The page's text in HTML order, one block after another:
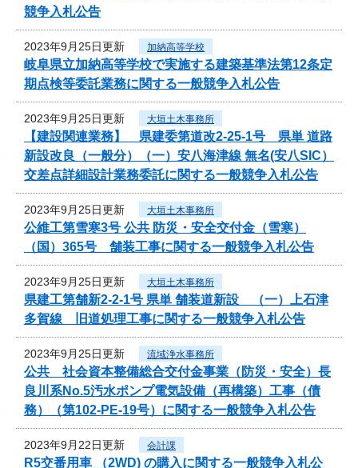
競争入札公告
2023年9月25日更新 加納高等学校
岐阜県立加納高等学校で実施する建築基準法第12条定
期点検等委託業務に関する一般競争入札公告
2023年9月25日更新 大垣土木事務所
【建設関連業務】 県建委第道改2-25-1号 県単 道路
新設改良（一般分）（一）安八海津線 無名(安八SIC）
交差点詳細設計業務委託に関する一般競争入札公告
2023年9月25日更新 大垣土木事務所
公維工第雪寒3号 公共 防災・安全交付金（雪寒）
（国）365号 舗装工事に関する一般競争入札公告
2023年9月25日更新 大垣土木事務所
県建工第舗新2-2-1号 県単 舗装道新設 （一）上石津
多賀線 旧道処理工事に関する一般競争入札公告
2023年9月25日更新 流域浄水事務所
公共 社会資本整備総合交付金事業（防災・安全）長
良川系No.5汚水ポンプ電気設備（再構築）工事（債
務）（第102-PE-19号）に関する一般競争入札公告
2023年9月22日更新 会計課
R5交番用車 （2WD) の購入に関する一般競争入札公